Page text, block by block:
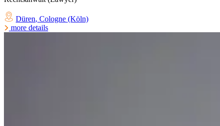
Düren, Cologne (Köln)
more details